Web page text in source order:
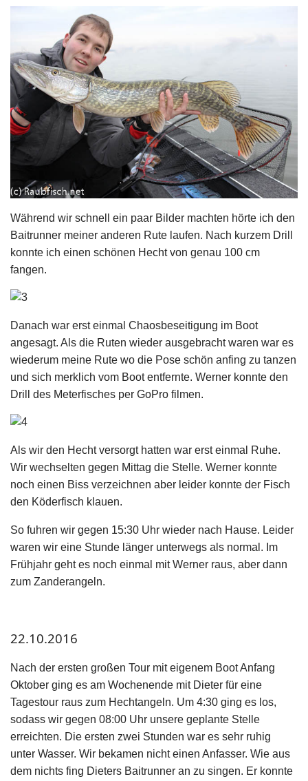
Während wir schnell ein paar Bilder machten hörte ich den
Baitrunner meiner anderen Rute laufen. Nach kurzem Drill
konnte ich einen schönen Hecht von genau 100 cm
fangen.
Danach war erst einmal Chaosbeseitigung im Boot
angesagt. Als die Ruten wieder ausgebracht waren war es
wiederum meine Rute wo die Pose schön anfing zu tanzen
und sich merklich vom Boot entfernte. Werner konnte den
Drill des Meterfisches per GoPro filmen.
Als wir den Hecht versorgt hatten war erst einmal Ruhe.
Wir wechselten gegen Mittag die Stelle. Werner konnte
noch einen Biss verzeichnen aber leider konnte der Fisch
den Köderfisch klauen.
So fuhren wir gegen 15:30 Uhr wieder nach Hause. Leider
waren wir eine Stunde länger unterwegs als normal. Im
Frühjahr geht es noch einmal mit Werner raus, aber dann
zum Zanderangeln.
22.10.2016
Nach der ersten großen Tour mit eigenem Boot Anfang
Oktober ging es am Wochenende mit Dieter für eine
Tagestour raus zum Hechtangeln. Um 4:30 ging es los,
sodass wir gegen 08:00 Uhr unsere geplante Stelle
erreichten. Die ersten zwei Stunden war es sehr ruhig
unter Wasser. Wir bekamen nicht einen Anfasser. Wie aus
dem nichts fing Dieters Baitrunner an zu singen. Er konnte